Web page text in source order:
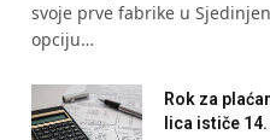
svoje prve fabrike u
opciju…
Rok za
lica ističe